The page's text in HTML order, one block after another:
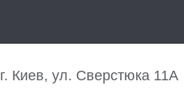
г. Киев, ул. Сверстюка 11А